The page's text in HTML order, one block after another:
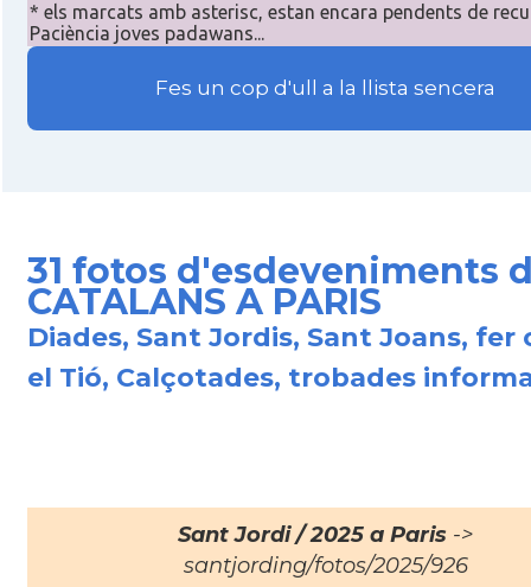
* els marcats amb asterisc, estan encara pendents de
Paciència joves padawans...
Fes un cop d'ull a la llista sencera
31 fotos d'esdeveniments
CATALANS A PARIS
Diades, Sant Jordis, Sant Joans, fer
el Tió, Calçotades, trobades
Sant Jordi / 2025 a Paris ->
santjording/fotos/2025/926